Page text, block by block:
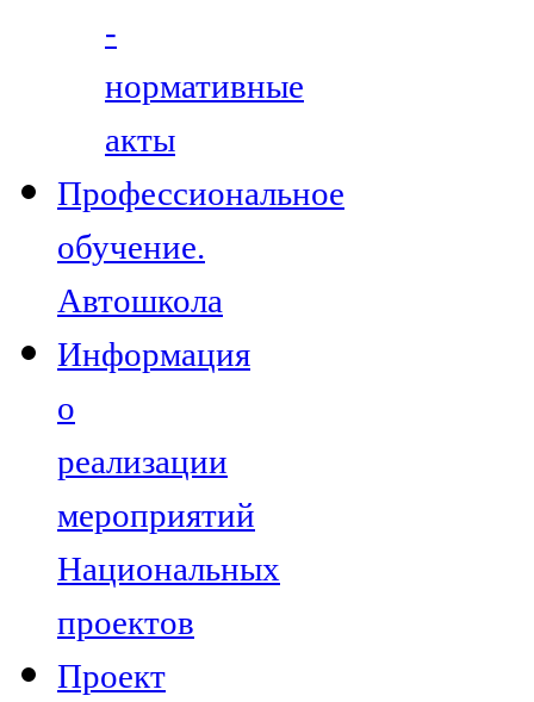
-
нормативные
акты
Профессиональное
обучение.
Автошкола
Информация
о
реализации
мероприятий
Национальных
проектов
Проект